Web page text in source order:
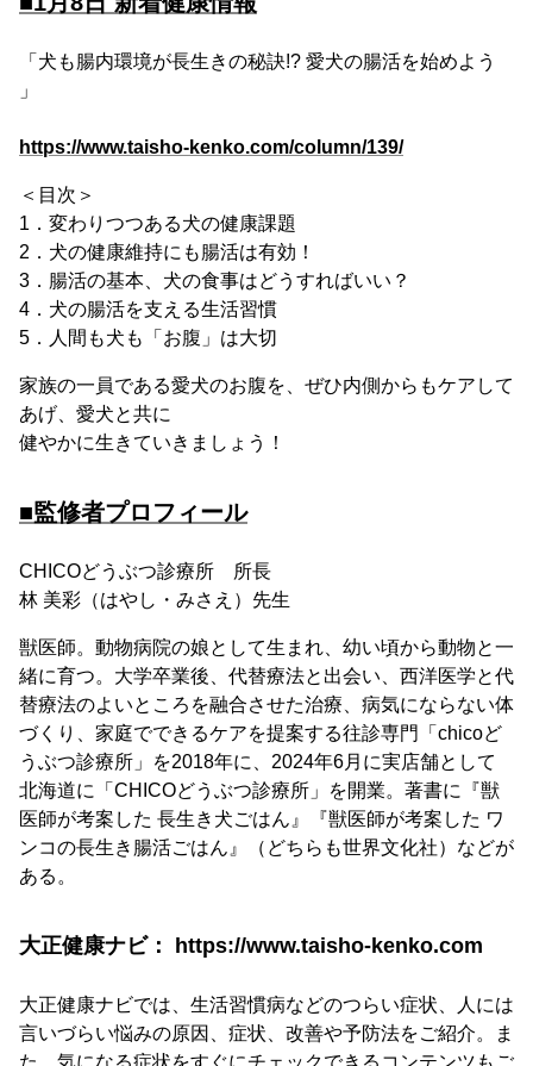
「犬も腸内環境が長生きの秘訣!? 愛犬の腸活を始めよう
」
https://www.taisho-kenko.com/column/139/
＜目次＞
1．変わりつつある犬の健康課題
2．犬の健康維持にも腸活は有効！
3．腸活の基本、犬の食事はどうすればいい？
4．犬の腸活を支える生活習慣
5．人間も犬も「お腹」は大切
家族の一員である愛犬のお腹を、ぜひ内側からもケアして
あげ、愛犬と共に
健やかに生きていきましょう！
■監修者プロフィール
CHICOどうぶつ診療所 所長
林 美彩（はやし・みさえ）先生
獣医師。動物病院の娘として生まれ、幼い頃から動物と一
緒に育つ。大学卒業後、代替療法と出会い、西洋医学と代
替療法のよいところを融合させた治療、病気にならない体
づくり、家庭でできるケアを提案する往診専門「chicoど
うぶつ診療所」を2018年に、2024年6月に実店舗として
北海道に「CHICOどうぶつ診療所」を開業。著書に『獣
医師が考案した 長生き犬ごはん』『獣医師が考案した ワ
ンコの長生き腸活ごはん』（どちらも世界文化社）などが
ある。
大正健康ナビ： https://www.taisho-kenko.com
大正健康ナビでは、生活習慣病などのつらい症状、人には
言いづらい悩みの原因、症状、改善や予防法をご紹介。ま
た、気になる症状をすぐにチェックできるコンテンツもご